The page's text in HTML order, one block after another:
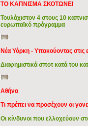
ΤΟ ΚΑΠΝΙΣΜΑ ΣΚΟΤΩΝΕΙ
Τουλάχιστον 4 στους 10
ευρωπαϊκό πρόγραμμα
Νέα Υόρκη - Υπακούοντας στις
Διαφημιστικά σποτ κατά του
Αθήνα
Τι πρέπει να προσέχουν οι
Οι κίνδυνοι που ελλοχεύουν